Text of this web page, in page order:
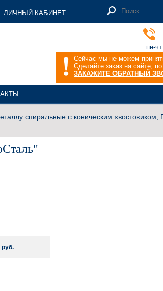
ЛИЧНЫЙ КАБИНЕТ
пн-
Сейчас мы не можем
Сделайте заказ на сайте,
ЗАКАЖИТЕ ОБРАТНЫЙ
спиральные с коническим
руб.